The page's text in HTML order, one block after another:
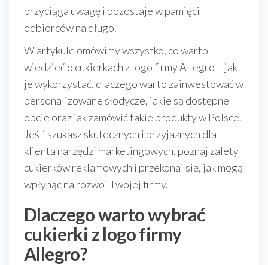
przyciąga uwagę i pozostaje w pamięci
odbiorców na długo.
W artykule omówimy wszystko, co warto
wiedzieć o cukierkach z logo firmy Allegro – jak
je wykorzystać, dlaczego warto zainwestować w
personalizowane słodycze, jakie są dostępne
opcje oraz jak zamówić takie produkty w Polsce.
Jeśli szukasz skutecznych i przyjaznych dla
klienta narzędzi marketingowych, poznaj zalety
cukierków reklamowych i przekonaj się, jak mogą
wpłynąć na rozwój Twojej firmy.
Dlaczego warto wybrać
cukierki z logo firmy
Allegro?